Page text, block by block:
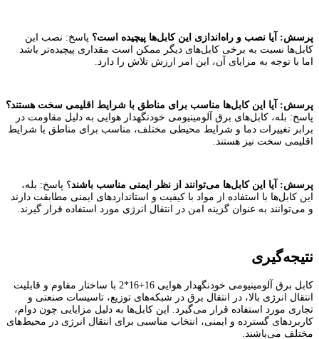
پرسش: آیا نصب و راه‌اندازی این کابل‌ها پیچیده است؟ پاسخ: نصب این
کابل‌ها نسبت به برخی کابل‌های دیگر ممکن است مقداری پیچیده‌تر باشد
اما با توجه به مزایای آن، این امر ارزش تلاش را دارد.
پرسش: آیا این کابل‌ها مناسب برای مناطق با شرایط اقلیمی سخت هستند؟
پاسخ: بله، کابل‌های برق آلومینیومی خودنگهدار هوایی به دلیل مقاومت در
برابر تغییرات دما و شرایط محیطی مختلف، مناسب برای مناطق با شرایط
اقلیمی سخت نیز هستند.
پرسش: آیا این کابل‌ها می‌توانند از نظر ایمنی مناسب باشند؟ پاسخ: بله،
این کابل‌ها با استفاده از مواد با کیفیت و استانداردهای ایمنی مطابقت دارند
و می‌توانند به عنوان گزینه امن در انتقال انرژی مورد استفاده قرار گیرند.
نتیجه‌گیری
کابل برق آلومینیومی خودنگهدار هوایی 16+16*2 با ساختار مقاوم و قابلیت
انتقال انرژی بالا، در انتقال برق در شبکه‌های توزیع، تاسیسات صنعتی و
تجاری مورد استفاده قرار می‌گیرد. این کابل‌ها به دلیل مزایایی چون دوام،
کاربردهای گسترده و ایمنی، انتخاب مناسبی برای انتقال انرژی در محیط‌های
مختلف می‌باشند.